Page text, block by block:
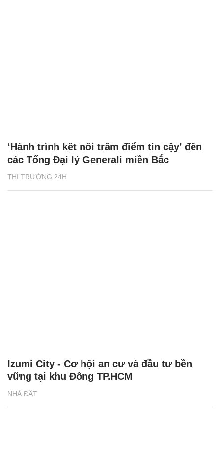
THỊ TRƯỜNG 24H
‘Hành trình kết nối trăm điểm tin cậy’ đến
các Tổng Đại lý Generali miền Bắc
NHÀ ĐẤT
Izumi City - Cơ hội an cư và đầu tư bền
vững tại khu Đông TP.HCM